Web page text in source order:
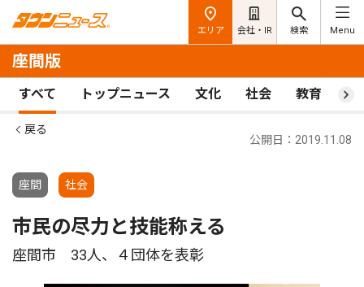
エリア 会社・IR 検索 Menu
座間版
すべて トップニュース 文化 社会 教育 ス
戻る
座間 社会
公開日：2019.11.08
市民の尽力と技能称える
座間市 33人、４団体を表彰